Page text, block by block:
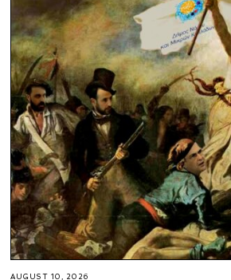
AUGUST 10, 2026